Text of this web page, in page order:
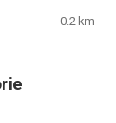
0.2 km